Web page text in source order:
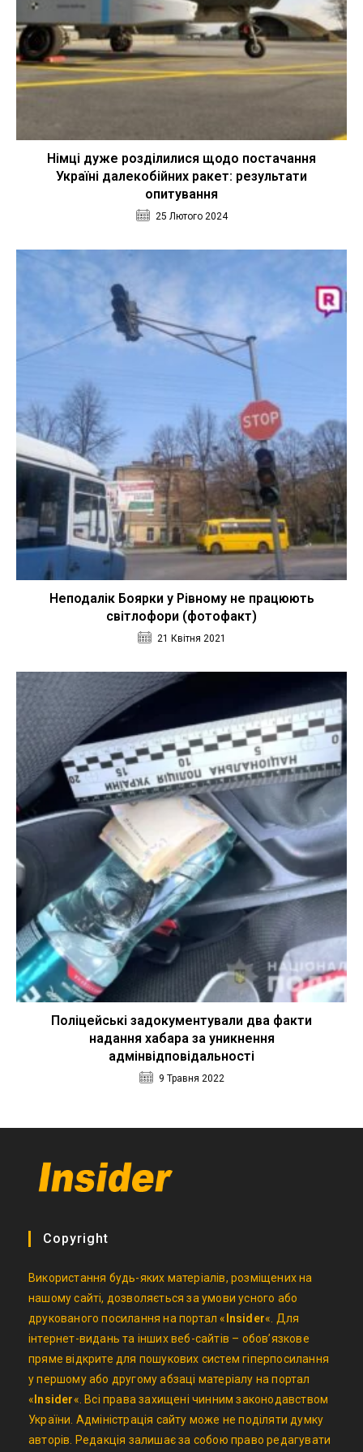
Німці дуже розділилися щодо постачання
Україні далекобійних ракет: результати
опитування
25 Лютого 2024
Неподалік Боярки у Рівному не працюють
світлофори (фотофакт)
21 Квітня 2021
Поліцейські задокументували два факти
надання хабара за уникнення
адмінвідповідальності
9 Травня 2022
Copyright
Використання будь-яких матеріалів, розміщених на
нашому сайті, дозволяється за умови усного або
друкованого посилання на портал « Insider«. Для
інтернет-видань та інших веб-сайтів – обов’язкове
пряме відкрите для пошукових систем гіперпосилання
у першому або другому абзаці матеріалу на портал
« Insider«. Всі права захищені чинним законодавством
України. Адміністрація сайту може не поділяти думку
авторів. Редакція залишає за собою право редагувати